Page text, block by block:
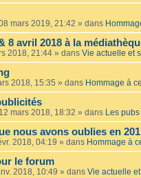
mars 2019, 21:42 » dans
8 avril 2018 à la
2018, 21:44 » dans Vie actuelle et
2018, 15:35 » dans Hommage à
12 mars 2018, 18:32 » dans Les
nous avons oublies en
2018, 04:19 » dans Hommage à
le forum
2018, 10:49 » dans Vie actuelle